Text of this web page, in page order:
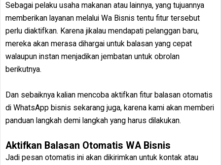
Sebagai pelaku usaha makanan atau lainnya, yang tujuannya
memberikan layanan melalui Wa Bisnis tentu fitur tersebut
perlu diaktifkan. Karena jikalau mendapati pelanggan baru,
mereka akan merasa dihargai untuk balasan yang cepat
walaupun instan menjadikan jembatan untuk obrolan
berikutnya.
Dan sebaiknya kalian mencoba aktifkan fitur balasan otomatis
di WhatsApp bisnis sekarang juga, karena kami akan memberi
panduan langkah demi langkah yang harus dilakukan.
Aktifkan Balasan Otomatis WA Bisnis
Jadi pesan otomatis ini akan dikirimkan untuk kontak atau